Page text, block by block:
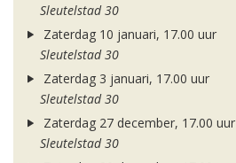
Sleutelstad 30
Zaterdag 10 januari, 17.00 uur
Sleutelstad 30
Zaterdag 3 januari, 17.00 uur
Sleutelstad 30
Zaterdag 27 december, 17.00 uur
Sleutelstad 30